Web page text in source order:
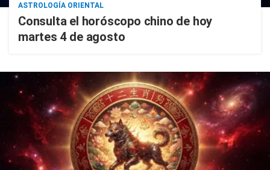
ASTROLOGÍA ORIENTAL
Consulta el horóscopo chino de hoy
martes 4 de agosto